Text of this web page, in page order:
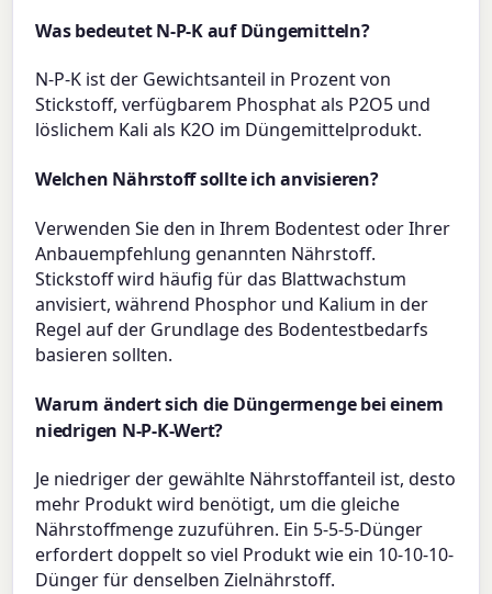
Was bedeutet N-P-K auf Düngemitteln?
N-P-K ist der Gewichtsanteil in Prozent von
Stickstoff, verfügbarem Phosphat als P2O5 und
löslichem Kali als K2O im Düngemittelprodukt.
Welchen Nährstoff sollte ich anvisieren?
Verwenden Sie den in Ihrem Bodentest oder Ihrer
Anbauempfehlung genannten Nährstoff.
Stickstoff wird häufig für das Blattwachstum
anvisiert, während Phosphor und Kalium in der
Regel auf der Grundlage des Bodentestbedarfs
basieren sollten.
Warum ändert sich die Düngermenge bei einem
niedrigen N-P-K-Wert?
Je niedriger der gewählte Nährstoffanteil ist, desto
mehr Produkt wird benötigt, um die gleiche
Nährstoffmenge zuzuführen. Ein 5-5-5-Dünger
erfordert doppelt so viel Produkt wie ein 10-10-10-
Dünger für denselben Zielnährstoff.